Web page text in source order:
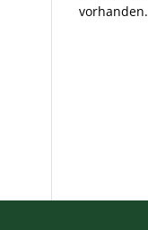
vorhanden.